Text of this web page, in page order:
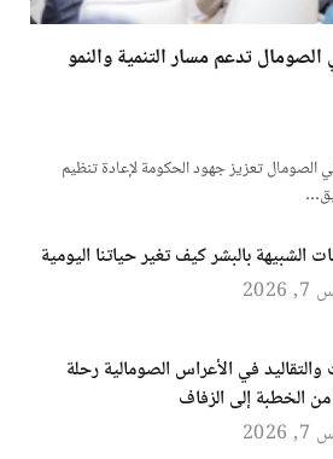
تدعم مسار التنمية والنمو
تعزيز جهود الحكومة لإعادة تنظيم
الشبيهة بالبشر كيف تغير حياتنا اليومية
والتقاليد في الأعراس الصومالية رحلة
من الخطبة إلى الزفاف